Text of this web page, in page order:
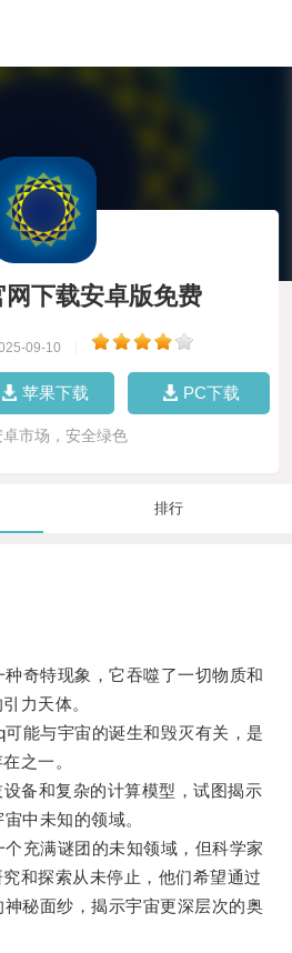
下载安卓版免费
09-10
苹果下载 PC下载
卓市场，安全绿色
排行
特现象，它吞噬了一切物质和
力天体。
与宇宙的诞生和毁灭有关，是
之一。
和复杂的计算模型，试图揭示
中未知的领域。
满谜团的未知领域，但科学家
和探索从未停止，他们希望通过
秘面纱，揭示宇宙更深层次的奥